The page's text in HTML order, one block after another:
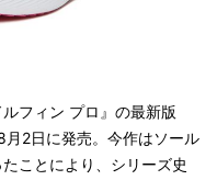
フィン プロ』の最新版
月2日に発売。今作はソール
ことにより、シリーズ史